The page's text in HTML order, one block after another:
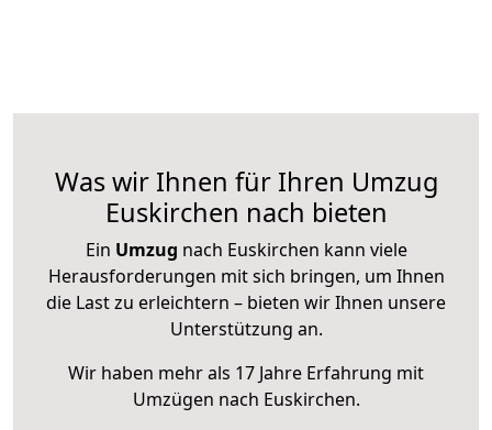
Was wir Ihnen für Ihren Umzug
Euskirchen nach bieten
Ein Umzug nach Euskirchen kann viele
Herausforderungen mit sich bringen, um Ihnen
die Last zu erleichtern – bieten wir Ihnen unsere
Unterstützung an.
Wir haben mehr als 17 Jahre Erfahrung mit
Umzügen nach Euskirchen.